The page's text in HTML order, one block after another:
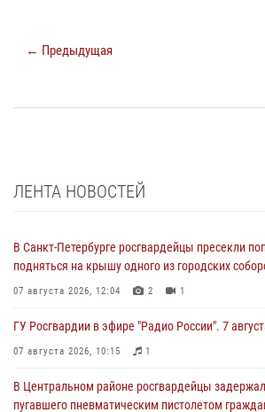
← Предыдущая
ЛЕНТА НОВОСТЕЙ
В Санкт-Петербурге росгвардейцы пресекли
подняться на крышу одного из городских
07 августа 2026, 12:04 2 1
ГУ Росгвардии в эфире "Радио России". 7
07 августа 2026, 10:15 1
В Центральном районе росгвардейцы
пугавшего пневматическим пистолетом